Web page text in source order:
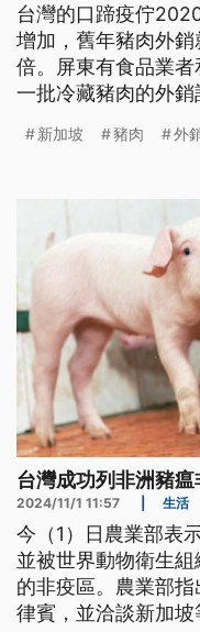
台灣的口蹄疫佇
增加，舊年豬肉外
倍。屏東有食品業
一批冷藏豬肉的外
新加坡市場。（這
新加坡 豬肉 外
台灣成功列非洲豬
2024/11/1 11:57 生活
今（1）日農業部表
並被世界動物衛生
的非疫區。農業部
律賓，並洽談新加